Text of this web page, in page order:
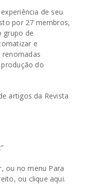
de seu
por 27 membros,
grupo de
e
renomadas
do
artigos da Revista
ou no menu Para
ou clique aqui.